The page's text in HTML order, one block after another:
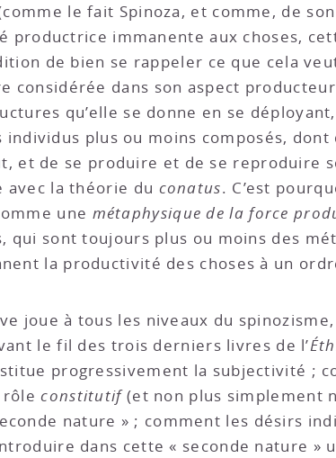
le fait Spinoza, et comme, de
productrice immanente aux choses,
de bien se rappeler ce que cela
considérée dans son aspect
qu’elle se donne en se
plus ou moins composés,
et de se produire et de se reproduire
avec la théorie du conatus. C’est
une métaphysique de la force
qui sont toujours plus ou moins des
la productivité des choses à un
joue à tous les niveaux du spinozisme,
le fil des trois derniers livres de l’
progressivement la subjectivité ;
rôleconstitutif(et non plus simplement
nature » ; comment les désirs
dans cette « seconde nature »